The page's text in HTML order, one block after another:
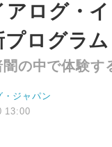
アログ・
プログラ
の中で体験す
・ジャパン
13:00